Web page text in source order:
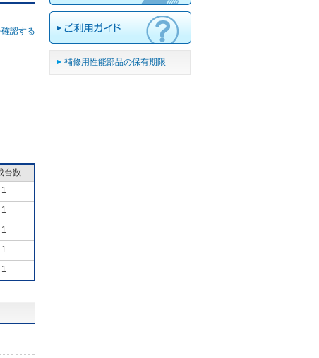
認する
台数
1
1
1
1
1
補修用性能部品の保有期限